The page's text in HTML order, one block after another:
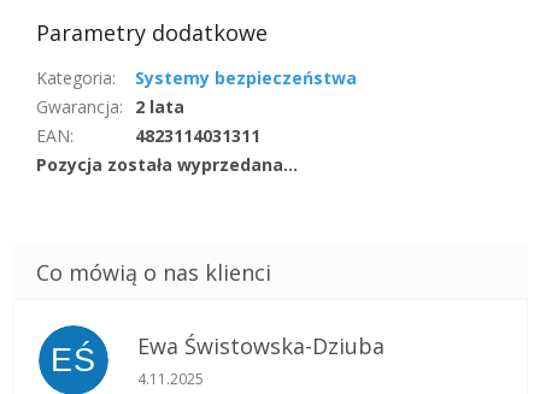
Parametry dodatkowe
Kategoria:
Systemy bezpieczeństwa
Gwarancja:
2 lata
EAN:
4823114031311
Pozycja została wyprzedana…
EŚ Ewa Świstowska-Dziuba
Ocena sklepu to 5 na 5 gwiazdek.
4.11.2025